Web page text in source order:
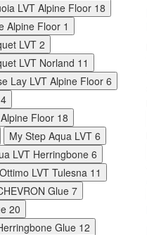
LVT Alpine Floor 18
Alpine Floor 1
LVT2
LVT Norland 11
Lay LVT Alpine Floor 6
4
Floor 18
My Step Aqua LVT 6
LVT Herringbone6
Ottimo LVT Tulesna 11
Glue 7
20
Glue 12